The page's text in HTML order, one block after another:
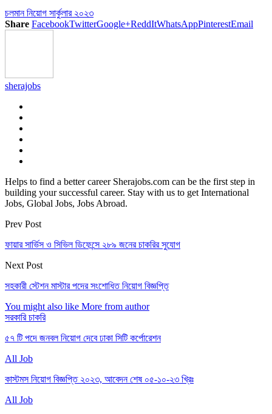
চলমান নিয়োগ সার্কুলার ২০২৩
Share FacebookTwitterGoogle+ReddItWhatsAppPinterestEmail
sherajobs
Helps to find a better career Sherajobs.com can be the first step in
building your successful career. Stay with us to get International
Jobs, Global Jobs, Jobs Abroad.
Prev Post
ফায়ার সার্ভিস ও সিভিল ডিফেন্সে ২৮৯ জনের চাকরির সুযোগ
Next Post
সহকারী স্টেশন মাস্টার পদের সংশোধিত নিয়োগ বিজ্ঞপ্তি
You might also like More from author
সরকারি চাকরি
৫৭ টি পদে জনবল নিয়োগ দেবে ঢাকা সিটি কর্পোরেশন
All Job
কাস্টমস নিয়োগ বিজ্ঞপ্তি ২০২৩, আবেদন শেষ ০৫-১০-২৩ খ্রিঃ
All Job